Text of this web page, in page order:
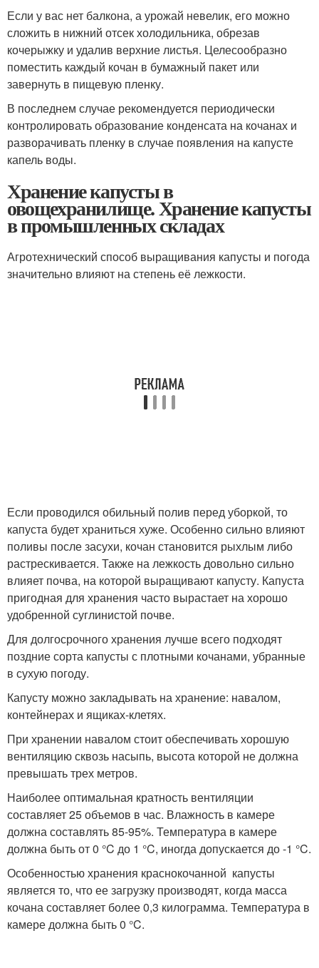
Если у вас нет балкона, а урожай невелик, его можно
сложить в нижний отсек холодильника, обрезав
кочерыжку и удалив верхние листья. Целесообразно
поместить каждый кочан в бумажный пакет или
завернуть в пищевую пленку.
В последнем случае рекомендуется периодически
контролировать образование конденсата на кочанах и
разворачивать пленку в случае появления на капусте
капель воды.
Хранение капусты в
овощехранилище. Хранение капусты
в промышленных складах
Агротехнический способ выращивания капусты и погода
значительно влияют на степень её лежкости.
Если проводился обильный полив перед уборкой, то
капуста будет храниться хуже. Особенно сильно влияют
поливы после засухи, кочан становится рыхлым либо
растрескивается. Также на лежкость довольно сильно
влияет почва, на которой выращивают капусту. Капуста
пригодная для хранения часто вырастает на хорошо
удобренной суглинистой почве.
Для долгосрочного хранения лучше всего подходят
поздние сорта капусты с плотными кочанами, убранные
в сухую погоду.
Капусту можно закладывать на хранение: навалом,
контейнерах и ящиках-клетях.
При хранении навалом стоит обеспечивать хорошую
вентиляцию сквозь насыпь, высота которой не должна
превышать трех метров.
Наиболее оптимальная кратность вентиляции
составляет 25 объемов в час. Влажность в камере
должна составлять 85-95%. Температура в камере
должна быть от 0 °C до 1 °C, иногда допускается до -1 °C.
Особенностью хранения краснокочанной капусты
является то, что ее загрузку производят, когда масса
кочана составляет более 0,3 килограмма. Температура в
камере должна быть 0 °C.